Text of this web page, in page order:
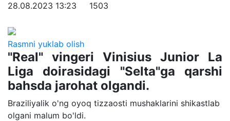
28.08.2023 13:23 1503
Rasmni yuklab olish
"Real" vingeri Vinisius Junior La
Liga doirasidagi "Selta"ga qarshi
bahsda jarohat olgandi.
Braziliyalik o'ng oyoq tizzaosti mushaklarini shikastlab
olgani malum bo'ldi.